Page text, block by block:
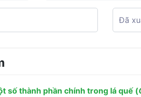
số thành phần chính trong lá quế (